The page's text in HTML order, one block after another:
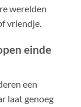
werelden
vriendje.
einde
een
laat genoeg